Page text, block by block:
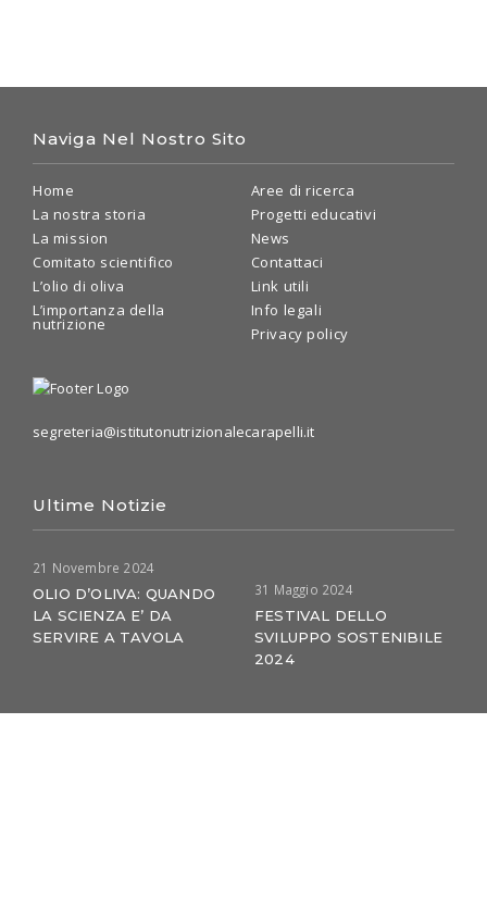
Naviga Nel Nostro Sito
Home
La nostra storia
La mission
Comitato scientifico
L’olio di oliva
L’importanza della
nutrizione
Aree di ricerca
Progetti educativi
News
Contattaci
Link utili
Info legali
Privacy policy
segreteria@istitutonutrizionalecarapelli.it
Ultime Notizie
21 Novembre 2024
OLIO D’OLIVA: QUANDO
LA SCIENZA E’ DA
SERVIRE A TAVOLA
31 Maggio 2024
FESTIVAL DELLO
SVILUPPO SOSTENIBILE
2024